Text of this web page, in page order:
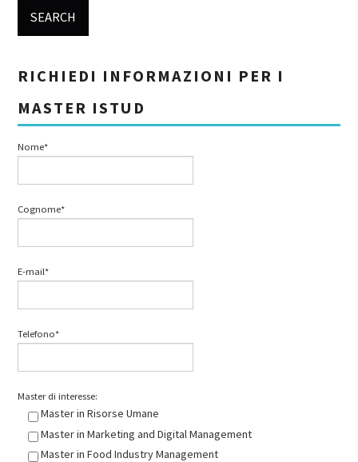
RICHIEDI INFORMAZIONI PER I
MASTER ISTUD
Nome*
Cognome*
E-mail*
Telefono*
Master di interesse:
Master in Risorse Umane
Master in Marketing and Digital Management
Master in Food Industry Management